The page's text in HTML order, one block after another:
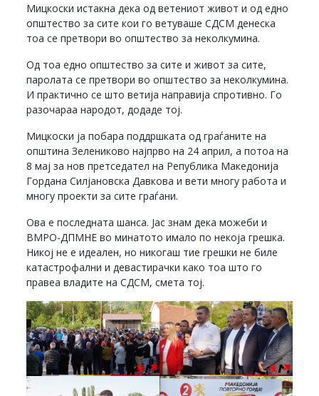
Мицкоски истакна дека од ветениот живот и од едно
општество за сите кои го ветуваше СДСМ денеска
тоа се претвори во општество за неколкумина.
Од тоа едно општество за сите и живот за сите,
паролата се претвори во општество за неколкумина.
И практично се што ветија направија спротивно. Го
разочараа народот, додаде тој.
Мицкоски ја побара поддршката од граѓаните на
општина Зелениково најпрво на 24 април, а потоа на
8 мај за нов претседател на Република Македонија
Гордана Силјановска Давкова и вети многу работа и
многу проекти за сите граѓани.
Ова е последната шанса. Јас знам дека можеби и
ВМРО-ДПМНЕ во минатото имало по некоја грешка.
Никој не е идеален, но никогаш тие грешки не биле
катастрофални и девастирачки како тоа што го
правеа владите на СДСМ, смета тој.